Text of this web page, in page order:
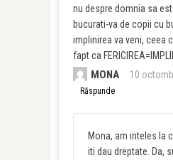
nu despre domnia sa
bucurati-va de copii cu
implinirea va veni, ceea
fapt ca
MONA 10
Răspunde
Mona, am inteles la
iti dau dreptate. Da,